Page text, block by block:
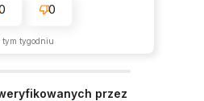
0
tym tygodniu
przez